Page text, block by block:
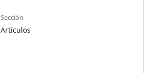
Sección
Artículos